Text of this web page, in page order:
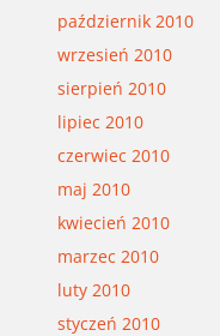
październik 2010
wrzesień 2010
sierpień 2010
lipiec 2010
czerwiec 2010
maj 2010
kwiecień 2010
marzec 2010
luty 2010
styczeń 2010